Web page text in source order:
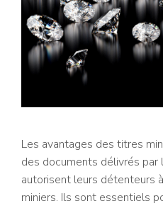
Les avantages des titres
des documents délivrés par
autorisent leurs détenteurs
miniers. Ils sont essentiels